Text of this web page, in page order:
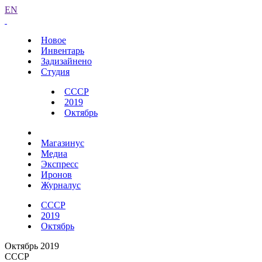
EN
Новое
Инвентарь
Задизайнено
Студия
СССР
2019
Октябрь
Магазинус
Медиа
Экспресс
Иронов
Журналус
СССР
2019
Октябрь
Октябрь 2019
СССР